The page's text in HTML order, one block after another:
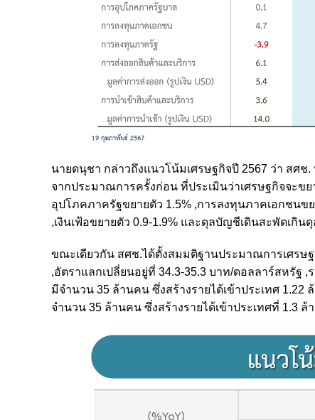
นายดนุชา กล่าวถึงแนวโน้มเศรษฐกิจปี 2567 ว่า สศช.
จากประมาณการครั้งก่อน ที่ประเมินว่าเศรษฐกิจจะข
อุปโภคภาครัฐขยายตัว 1.5% ,การลงทุนภาคเอกชนข
,เงินเฟ้อขยายตัว 0.9-1.9% และดุลบัญชีเดินสะพัดเกิน
ขณะเดียวกัน สศช.ได้ตั้งสมมติฐานประมาณการเศรษ
,อัตราแลกเปลี่ยนอยู่ที่ 34.3-35.3 บาท/ดอลลาร์สหรัฐ
มีจำนวน 35 ล้านคน ซึ่งสร้างรายได้เข้าประเทศ
จำนวน 35 ล้านคน ซึ่งสร้างรายได้เข้าประเทศที่ 1.3 ล้